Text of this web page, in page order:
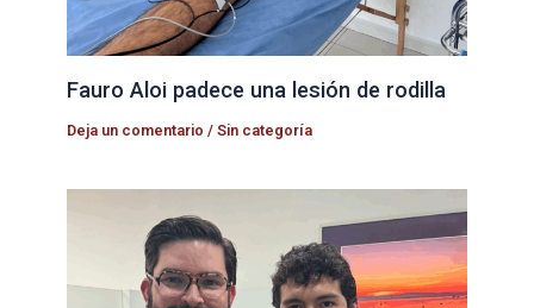
Fauro Aloi padece una lesión de rodilla
Deja un comentario /Sin categoría